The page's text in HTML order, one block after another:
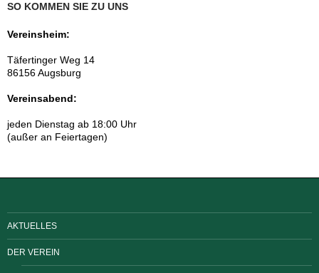
SO KOMMEN SIE ZU UNS
Vereinsheim:
Täfertinger Weg 14
86156 Augsburg
Vereinsabend:
jeden Dienstag ab 18:00 Uhr
(außer an Feiertagen)
AKTUELLES
DER VEREIN